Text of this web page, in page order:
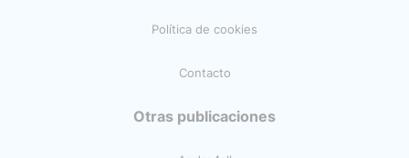
Política de cookies
Contacto
Otras publicaciones